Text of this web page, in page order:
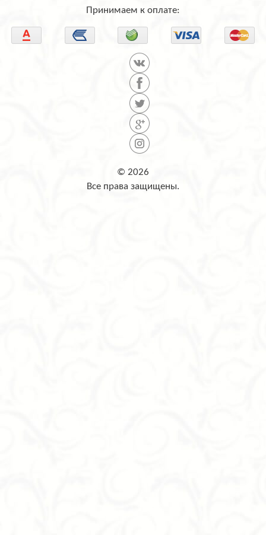
Принимаем к оплате:
© 2026
Все права защищены.